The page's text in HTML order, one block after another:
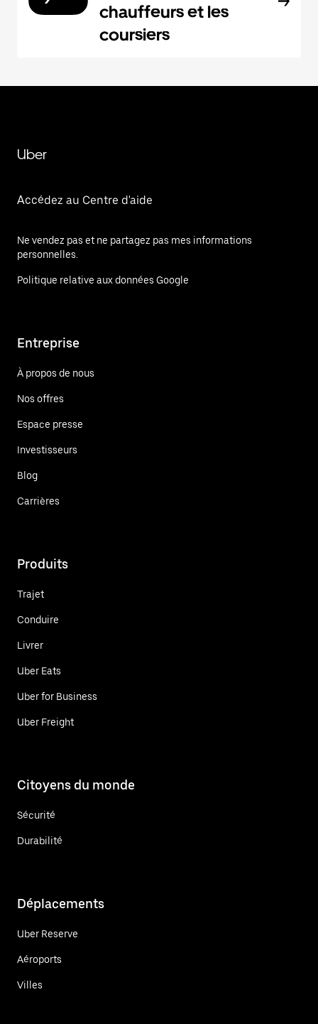
chauffeurs et les
coursiers
Uber
Accédez au Centre d'aide
Ne vendez pas et ne partagez pas mes informations
personnelles.
Politique relative aux données Google
Entreprise
À propos de nous
Nos offres
Espace presse
Investisseurs
Blog
Carrières
Produits
Trajet
Conduire
Livrer
Uber Eats
Uber for Business
Uber Freight
Citoyens du monde
Sécurité
Durabilité
Déplacements
Uber Reserve
Aéroports
Villes